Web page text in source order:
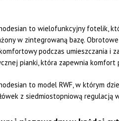
to wielofunkcyjny fotelik,
w zintegrowaną bazę.
podczas umieszczania i
pianki, która zapewnia komfort
to model RWF, w którym
z siedmiostopniową regulacją